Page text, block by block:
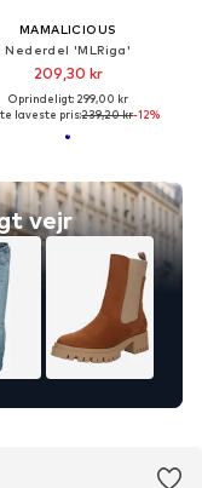
vejr
MAMALICIOUS
Nederdel 'MLRiga'
209,30 kr
Oprindeligt: 299,00 kr
laveste pris:239,20 kr-12%